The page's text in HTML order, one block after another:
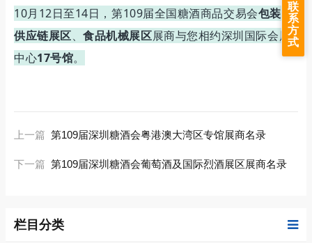
10月12日至14日，第109届全国糖酒商品交易会包装及
供应链展区、食品机械展区展商与您相约深圳国际会展
中心17号馆。
上一篇 第109届深圳糖酒会粤港澳大湾区专馆展商名录
下一篇 第109届深圳糖酒会葡萄酒及国际烈酒展区展商名录
栏目分类
联
系
方
式